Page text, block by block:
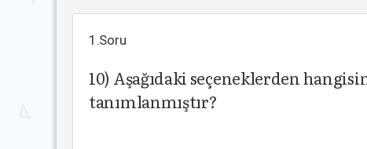
1.Soru
10) Aşağıdaki seçeneklerden
tanımlanmıştır?